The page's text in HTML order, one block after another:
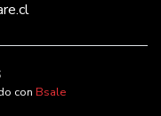
con Bsale